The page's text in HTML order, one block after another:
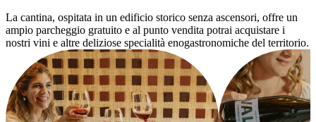
La cantina, ospitata in un edificio storico senza ascensori, offre un
ampio parcheggio gratuito e al punto vendita potrai acquistare i
nostri vini e altre deliziose specialità enogastronomiche del territorio.